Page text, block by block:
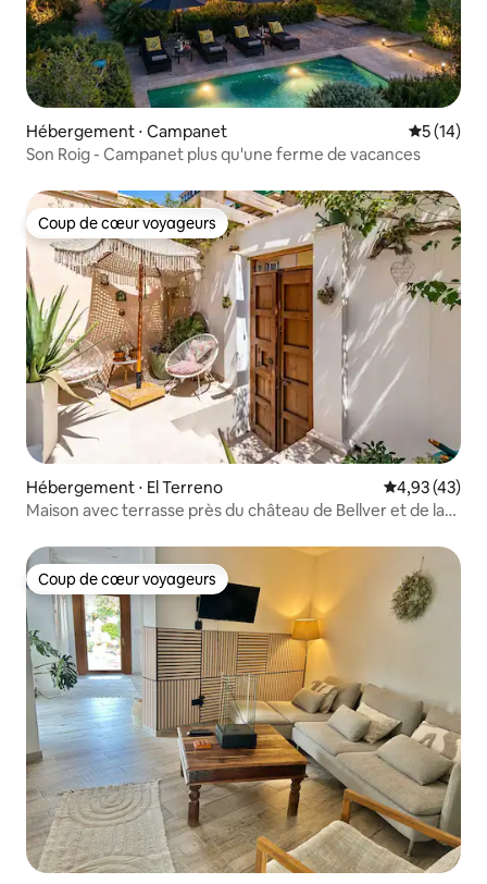
Hébergement ⋅ Campanet
5 (14)
Son Roig - Campanet plus qu'une ferme de vacances
Coup de cœur voyageurs
Coup de cœur voyageurs
Hébergement ⋅ El Terreno Évaluation
4,93 (43)
Maison avec terrasse près du château de Bellver et de la
Coup de cœur voyageurs
Coup de cœur voyageurs